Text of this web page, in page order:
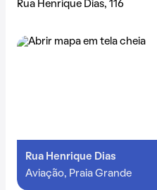
Rua Henrique Dias, 116
Rua Henrique Dias
Aviação, Praia Grande